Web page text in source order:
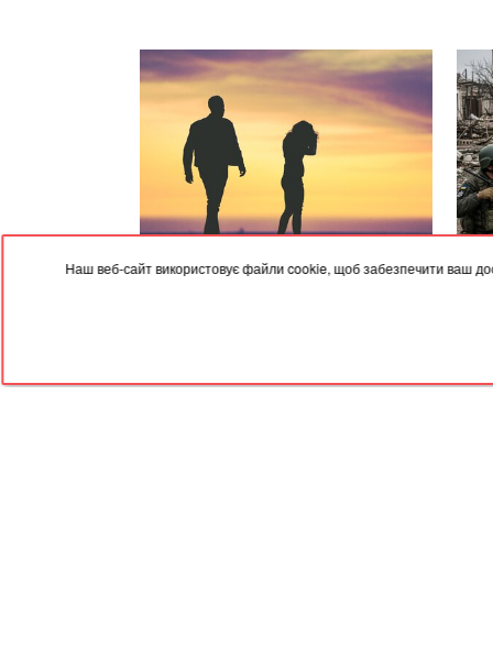
Наш веб-сайт використовує файли cookie, щоб забезпечити ваш